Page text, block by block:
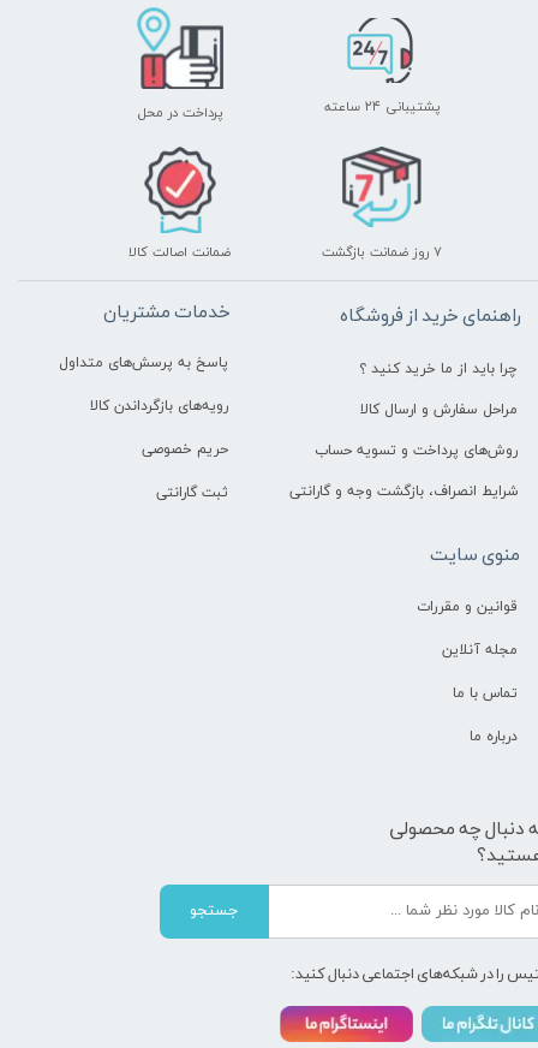
پشتیبانی ۲۴ ساعته پرداخت در محل
۷ روز ضمانت بازگشت ضمانت اصالت کالا
راهنمای خرید از فروشگاه
چرا باید از ما خرید کنید ؟
مراحل سفارش و ارسال کالا
روش‌های پرداخت و تسویه حساب
شرایط انصراف، بازگشت وجه و گارانتی
خدمات مشتریان
پاسخ به پرسش‌های متداول
رویه‌های بازگرداندن کالا
حریم خصوصی
ثبت گارانتی
منوی سایت
قوانین و مقررات
مجله آنلاین
تماس با ما
درباره ما
دنبال چه محصولی
جستجو
را در شبکه‌های اجتماعی دنبال کنید: